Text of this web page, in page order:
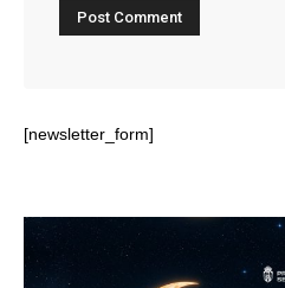
[newsletter_form]